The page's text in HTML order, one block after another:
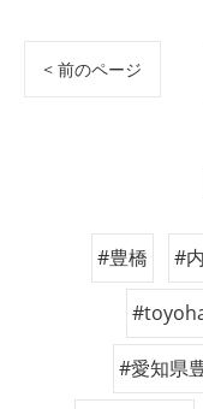
< 前のページ
#豊橋 #
#愛知県